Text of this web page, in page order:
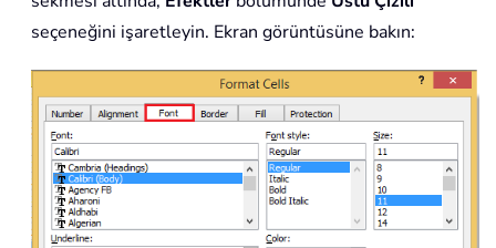
seçeneğini işaretleyin. Ekran görüntüsüne bakın: